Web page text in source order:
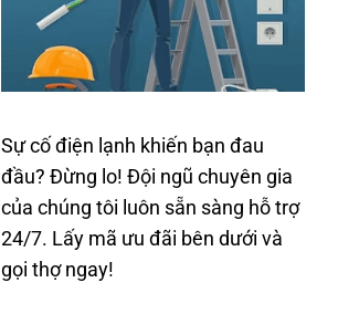
Sự cố điện lạnh khiến bạn đau
đầu? Đừng lo! Đội ngũ chuyên gia
của chúng tôi luôn sẵn sàng hỗ trợ
24/7. Lấy mã ưu đãi bên dưới và
gọi thợ ngay!